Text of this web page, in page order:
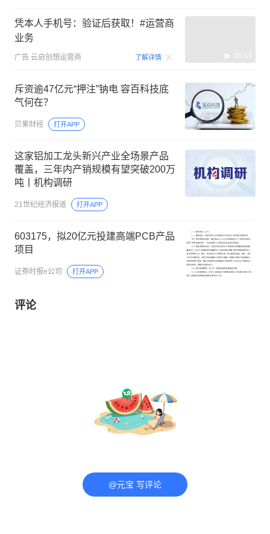
凭本人手机号：验证后获取！#运营商
业务
广告 云启创想运营商 了解详情 00:15
斥资逾47亿元“押注”钠电 容百科技底
气何在？
贝果财经 打开APP
这家铝加工龙头新兴产业全场景产品
覆盖，三年内产销规模有望突破200万
吨丨机构调研
21世纪经济报道 打开APP
603175，拟20亿元投建高端PCB产品
项目
证券时报e公司 打开APP
评论
@元宝 写评论